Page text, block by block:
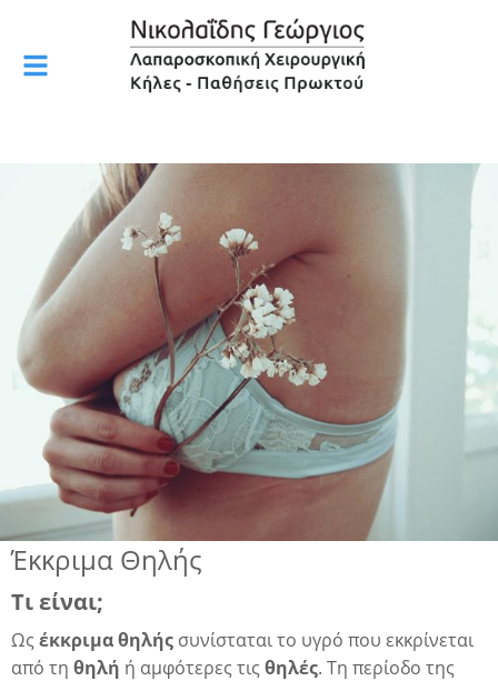
Έκκριμα Θηλής
Τι είναι;
Ως έκκριμα θηλής συνίσταται το υγρό που εκκρίνεται
από τη θηλή ή αμφότερες τις θηλές. Τη περίοδο της